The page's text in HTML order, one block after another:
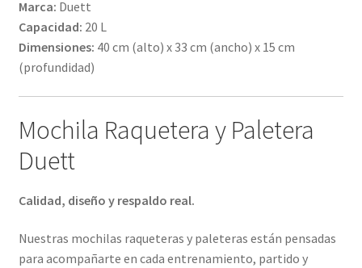
Marca: Duett
Capacidad: 20 L
Dimensiones: 40 cm (alto) x 33 cm (ancho) x 15 cm
(profundidad)
Mochila Raquetera y Paletera
Duett
Calidad, diseño y respaldo real.
Nuestras mochilas raqueteras y paleteras están pensadas
para acompañarte en cada entrenamiento, partido y